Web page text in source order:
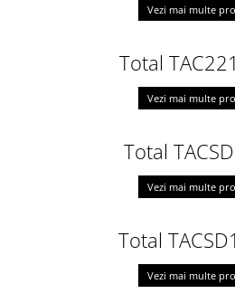
Vezi mai multe
Total
Vezi mai multe
Total
Vezi mai multe
Total
Vezi mai multe